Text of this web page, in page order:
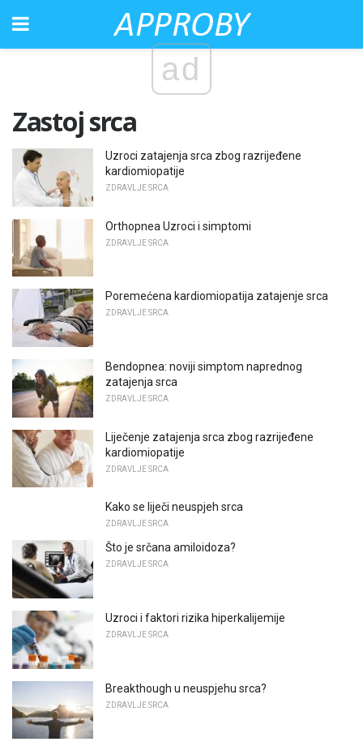
ad
Zastoj srca
Uzroci zatajenja srca zbog razrijeđene
kardiomiopatije
ZDRAVLJE SRCA
Orthopnea Uzroci i simptomi
ZDRAVLJE SRCA
Poremećena kardiomiopatija zatajenje srca
ZDRAVLJE SRCA
Bendopnea: noviji simptom naprednog
zatajenja srca
ZDRAVLJE SRCA
Liječenje zatajenja srca zbog razrijeđene
kardiomiopatije
ZDRAVLJE SRCA
Kako se liječi neuspjeh srca
ZDRAVLJE SRCA
Što je srčana amiloidoza?
ZDRAVLJE SRCA
Uzroci i faktori rizika hiperkalijemije
ZDRAVLJE SRCA
Breakthough u neuspjehu srca?
ZDRAVLJE SRCA